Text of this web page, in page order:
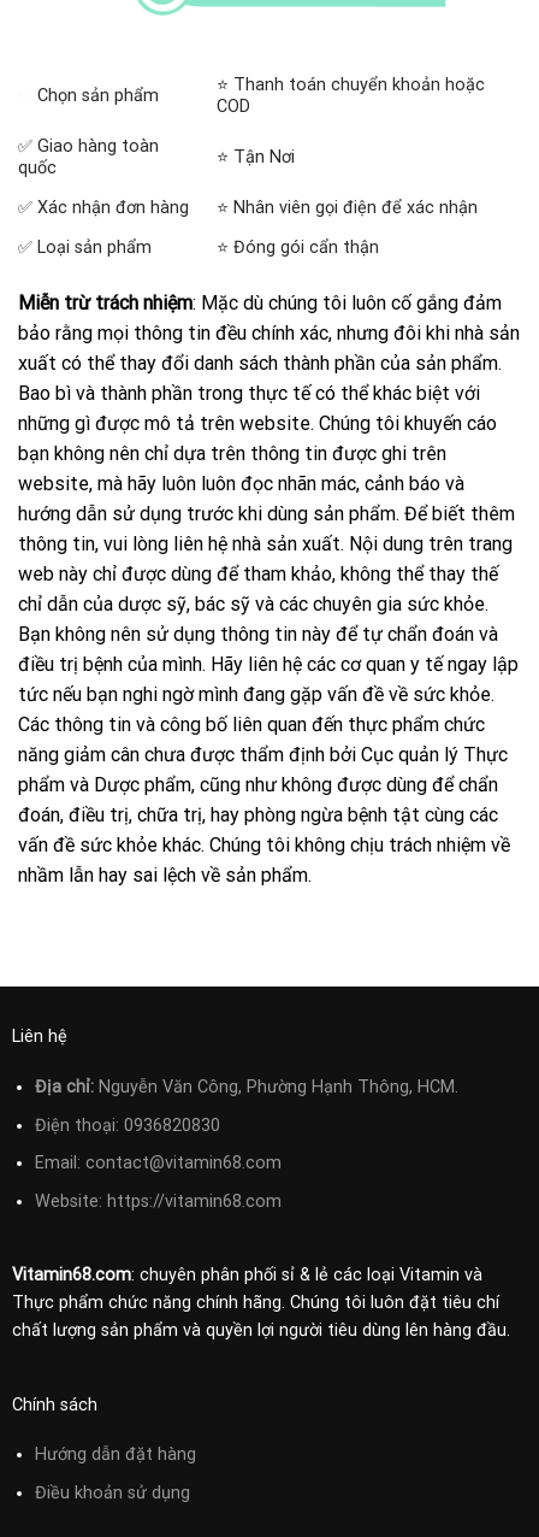
Chọn sản phẩm
⭐ Thanh toán chuyển khoản hoặc
COD
✅ Giao hàng toàn
quốc
⭐ Tận Nơi
✅ Xác nhận đơn hàng
⭐ Nhân viên gọi điện để xác nhận
✅ Loại sản phẩm
⭐ Đóng gói cẩn thận
Miễn trừ trách nhiệm: Mặc dù chúng tôi luôn cố gắng đảm
bảo rằng mọi thông tin đều chính xác, nhưng đôi khi nhà sản
xuất có thể thay đổi danh sách thành phần của sản phẩm.
Bao bì và thành phần trong thực tế có thể khác biệt với
những gì được mô tả trên website. Chúng tôi khuyến cáo
bạn không nên chỉ dựa trên thông tin được ghi trên
website, mà hãy luôn luôn đọc nhãn mác, cảnh báo và
hướng dẫn sử dụng trước khi dùng sản phẩm. Để biết thêm
thông tin, vui lòng liên hệ nhà sản xuất. Nội dung trên trang
web này chỉ được dùng để tham khảo, không thể thay thế
chỉ dẫn của dược sỹ, bác sỹ và các chuyên gia sức khỏe.
Bạn không nên sử dụng thông tin này để tự chẩn đoán và
điều trị bệnh của mình. Hãy liên hệ các cơ quan y tế ngay lập
tức nếu bạn nghi ngờ mình đang gặp vấn đề về sức khỏe.
Các thông tin và công bố liên quan đến thực phẩm chức
năng giảm cân chưa được thẩm định bởi Cục quản lý Thực
phẩm và Dược phẩm, cũng như không được dùng để chẩn
đoán, điều trị, chữa trị, hay phòng ngừa bệnh tật cùng các
vấn đề sức khỏe khác. Chúng tôi không chịu trách nhiệm về
nhầm lẫn hay sai lệch về sản phẩm.
Liên hệ
Địa chỉ:Nguyễn Văn Công, Phường Hạnh Thông, HCM.
Điện thoại: 0936820830
Email: contact@vitamin68.com
Website: https://vitamin68.com
Vitamin68.com: chuyên phân phối sỉ & lẻ các loại Vitamin và
Thực phẩm chức năng chính hãng. Chúng tôi luôn đặt tiêu chí
chất lượng sản phẩm và quyền lợi người tiêu dùng lên hàng đầu.
Chính sách
Hướng dẫn đặt hàng
Điều khoản sử dụng